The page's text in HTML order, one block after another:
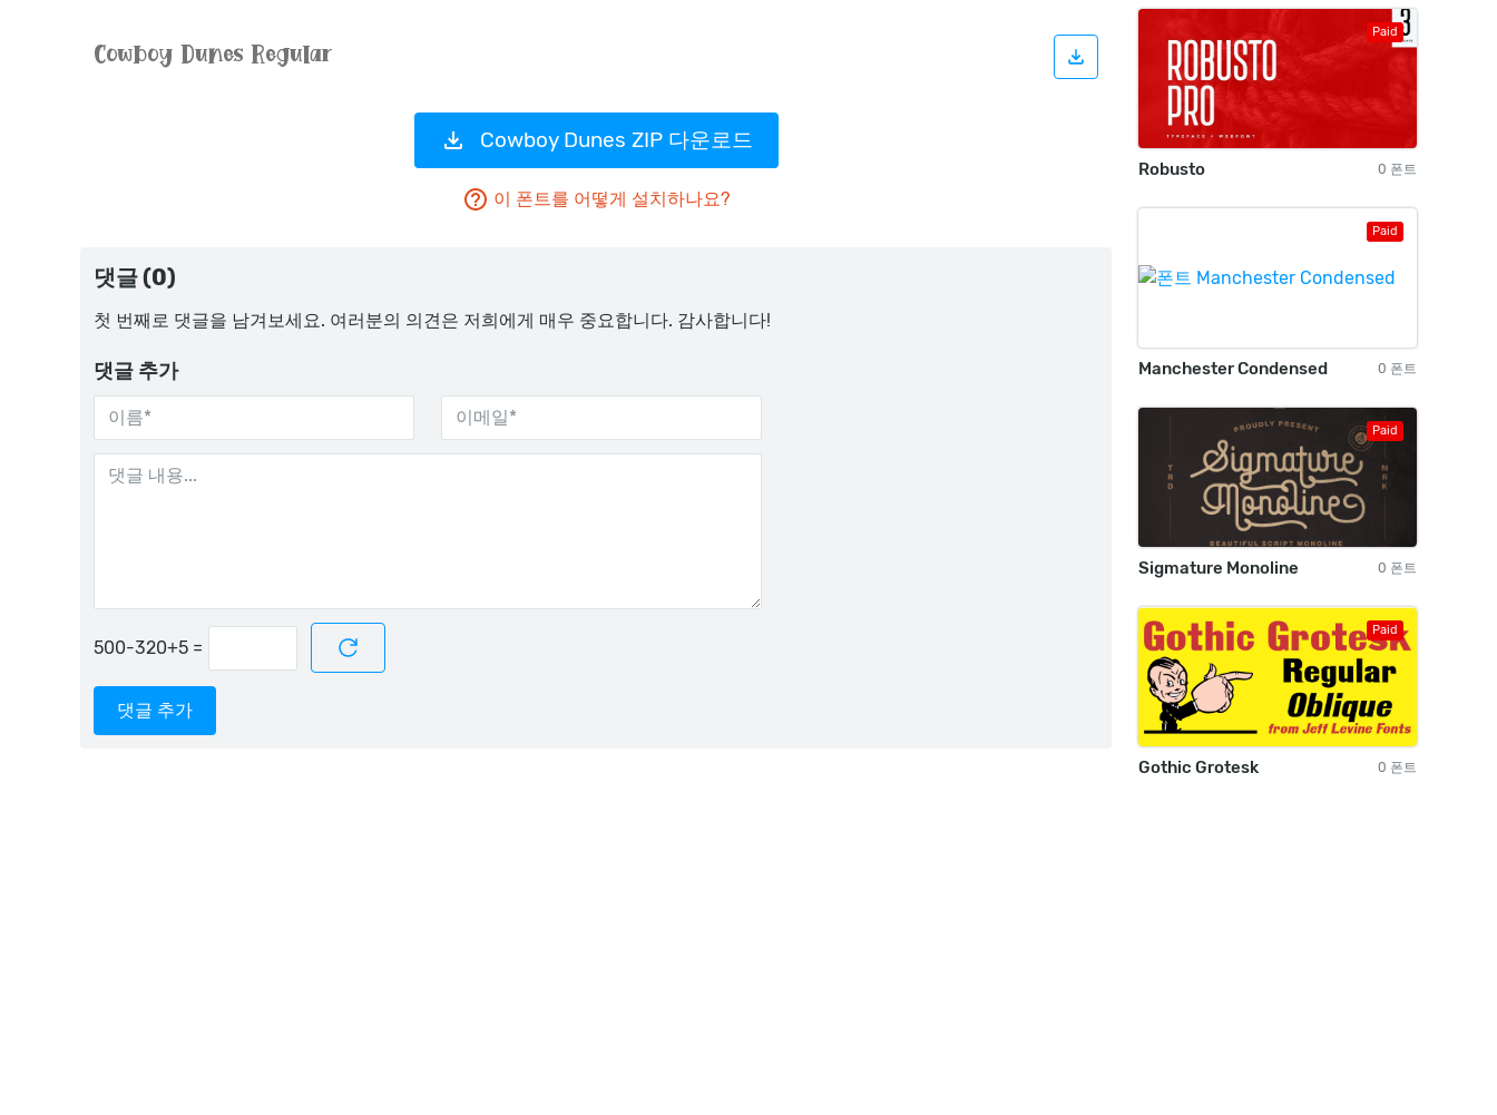
Cowboy Dunes ZIP 다운로드
이 폰트를 어떻게 설치하나요?
댓글 (0)
첫 번째로 댓글을 남겨보세요. 여러분의 의견은 저희에게 매우 중요합니다. 감사합니다!
댓글 추가
=
댓글 추가
Paid
Robusto 0 폰트
Paid
Manchester Condensed 0 폰트
Paid
Sigmature Monoline 0 폰트
Paid
Gothic Grotesk 0 폰트